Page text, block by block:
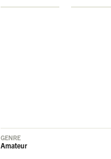
GENRE
Amateur